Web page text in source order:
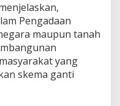
Pengadaan
maupun tanah
yang
skema ganti